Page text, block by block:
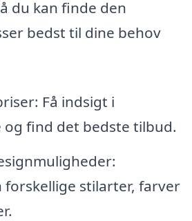
du kan finde den
bedst til dine behov
Få indsigt i
og find det bedste tilbud.
forskellige stilarter, farver